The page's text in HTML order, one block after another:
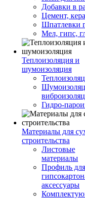
Добавки в
Цемент,
Шпатлевки
Мел, гипс,
Теплоизоляция и
шумоизоляция
Гидро-
Материалы для
строительства
Листовые
материалы
Профиль для
аксессуары